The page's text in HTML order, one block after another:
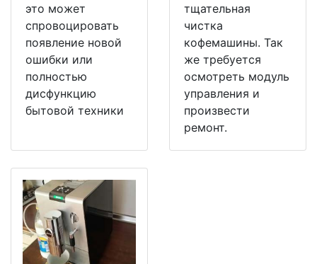
это может
спровоцировать
появление новой
ошибки или
полностью
дисфункцию
бытовой техники
тщательная
чистка
кофемашины. Так
же требуется
осмотреть модуль
управления и
произвести
ремонт.